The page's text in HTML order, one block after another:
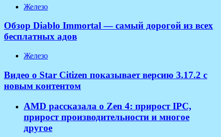
Железо
Обзор Diablo Immortal — самый дорогой из всех
бесплатных адов
Железо
Видео о Star Citizen показывает версию 3.17.2 с
новым контентом
AMD рассказала о Zen 4: прирост IPC,
прирост производительности и многое
другое